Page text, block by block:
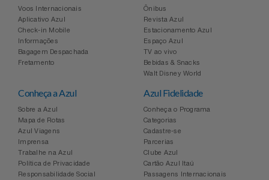
Utilidades Industriais
Vestuário
The Bar
Top Store
Tramontina
Três Corações
Weconnect
Voos Internacionais
Aplicativo Azul
Check-in Mobile
Informações
Bagagem Despachada
Fretamento
Ônibus
Revista Azul
Estacionamento Azul
Espaço Azul
TV ao vivo
Bebidas & Snacks
Walt Disney World
Conheça a Azul
Sobre a Azul
Mapa de Rotas
Azul Viagens
Imprensa
Trabalhe na Azul
Política de Privacidade
Responsabilidade Social
Azul Fidelidade
Conheça o Programa
Categorias
Cadastre-se
Parcerias
Clube Azul
Cartão Azul Itaú
Passagens Internacionais